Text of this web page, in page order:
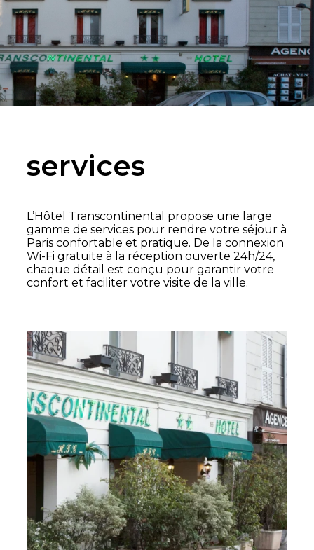
services
L’Hôtel Transcontinental propose une large
gamme de services pour rendre votre séjour à
Paris confortable et pratique. De la connexion
Wi-Fi gratuite à la réception ouverte 24h/24,
chaque détail est conçu pour garantir votre
confort et faciliter votre visite de la ville.